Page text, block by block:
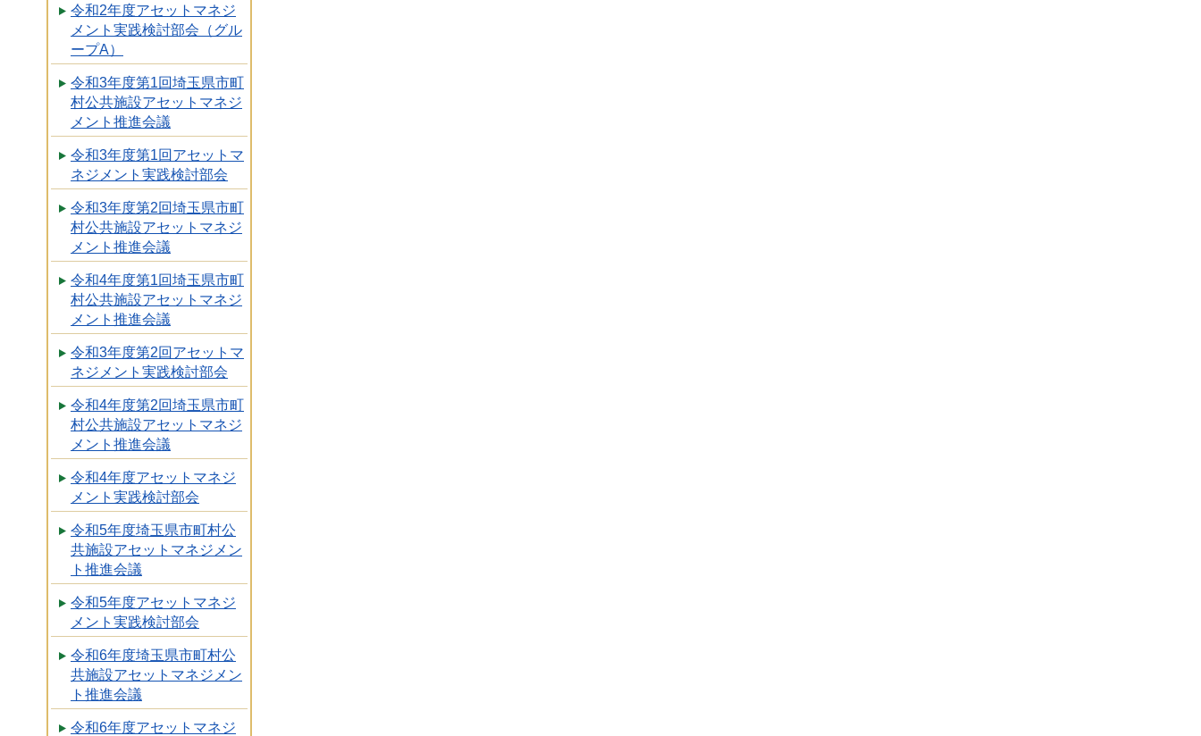
令和2年度アセットマネジ
メント実践検討部会（グル
ープA）
令和3年度第1回埼玉県市町
村公共施設アセットマネジ
メント推進会議
令和3年度第1回アセットマ
ネジメント実践検討部会
令和3年度第2回埼玉県市町
村公共施設アセットマネジ
メント推進会議
令和4年度第1回埼玉県市町
村公共施設アセットマネジ
メント推進会議
令和3年度第2回アセットマ
ネジメント実践検討部会
令和4年度第2回埼玉県市町
村公共施設アセットマネジ
メント推進会議
令和4年度アセットマネジ
メント実践検討部会
令和5年度埼玉県市町村公
共施設アセットマネジメン
ト推進会議
令和5年度アセットマネジ
メント実践検討部会
令和6年度埼玉県市町村公
共施設アセットマネジメン
ト推進会議
令和6年度アセットマネジ